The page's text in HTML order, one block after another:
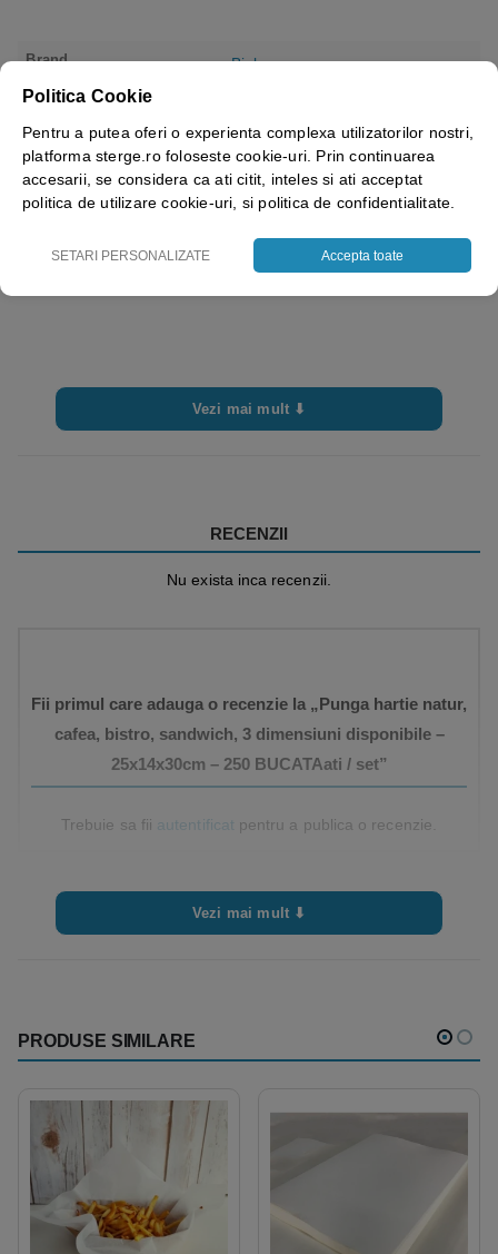
Brand Bisbags
Vezi mai mult ⬇
RECENZII
Nu exista inca recenzii.
Fii primul care adauga o recenzie la „Punga hartie natur,
cafea, bistro, sandwich, 3 dimensiuni disponibile –
25x14x30cm – 250 BUCATAati / set”
Trebuie sa fii autentificat pentru a publica o recenzie.
Vezi mai mult ⬇
PRODUSE SIMILARE
Politica Cookie
Pentru a putea oferi o experienta complexa utilizatorilor nostri,
platforma sterge.ro foloseste cookie-uri. Prin continuarea
accesarii, se considera ca ati citit, inteles si ati acceptat
politica de utilizare cookie-uri, si politica de confidentialitate.
SETARI PERSONALIZATE Accepta toate